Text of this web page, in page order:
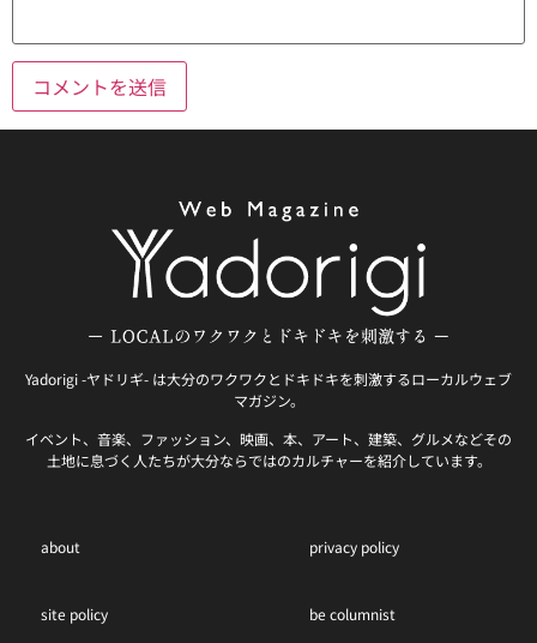
Yadorigi -ヤドリギ- は大分のワクワクとドキドキを刺激するローカルウェブ
マガジン。
イベント、音楽、ファッション、映画、本、アート、建築、グルメなどその
土地に息づく人たちが大分ならではのカルチャーを紹介しています。
about privacy policy
site policy be columnist